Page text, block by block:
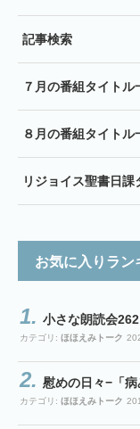
記事検索
７月の番組タイトル
８月の番組タイトル
リジョイス聖書日課
お気に入りラン
小さな朗読会
カテゴリ: ほほえみトーク
慰めの日々−「
カテゴリ: ほほえみトーク